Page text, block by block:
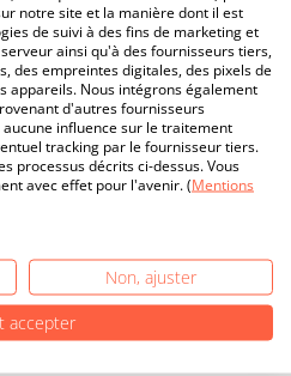
notre site et la manière dont il est
de suivi à des fins de marketing et
ainsi qu'à des fournisseurs tiers,
des empreintes digitales, des pixels de
appareils. Nous intégrons également
d'autres fournisseurs
influence sur le traitement
tracking par le fournisseur tiers.
processus décrits ci-dessus. Vous
avec effet pour l'avenir. (Mentions
Non, ajuster
accepter